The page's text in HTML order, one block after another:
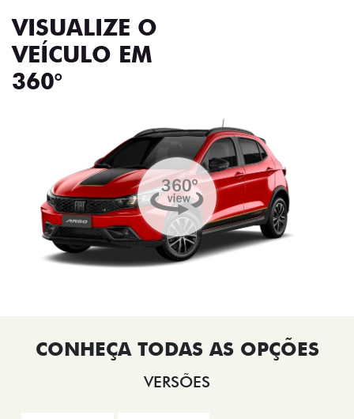
VISUALIZE O
VEÍCULO EM
360°
VERSÕES